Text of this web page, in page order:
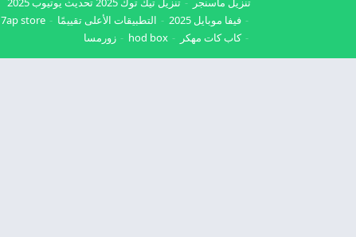
فيفا موبايل 2025
التطبيقات الأعلى تقييمًا 7ap store
كاب كات مهكر
hod box زورمسا